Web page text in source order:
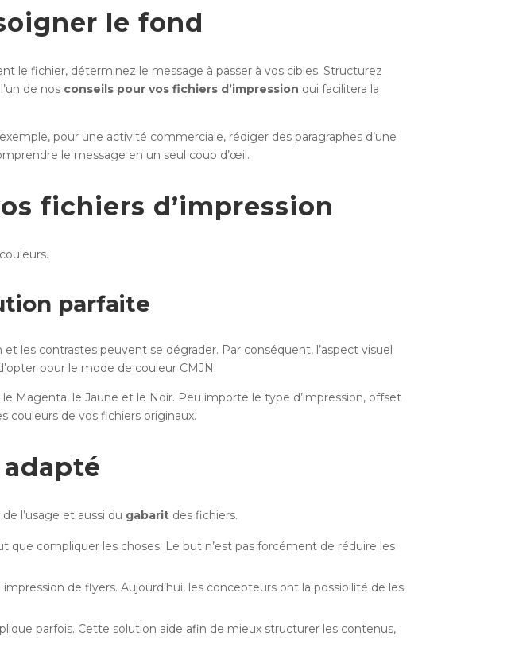
le fond
le fichier, déterminez le message à passer à vos cibles. Structurez
de nos conseils pour vos fichiers d’impression qui facilitera la
pour une activité commerciale, rédiger des paragraphes d’une
le message en un seul coup d’œil.
fichiers d’impression
parfaite
les contrastes peuvent se dégrader. Par conséquent, l’aspect visuel
pour le mode de couleur CMJN.
Magenta, le Jaune et le Noir. Peu importe le type d’impression, offset
couleurs de vos fichiers originaux.
l’usage et aussi du gabarit des fichiers.
compliquer les choses. Le but n’est pas forcément de réduire les
de flyers. Aujourd’hui, les concepteurs ont la possibilité de les
parfois. Cette solution aide afin de mieux structurer les contenus,